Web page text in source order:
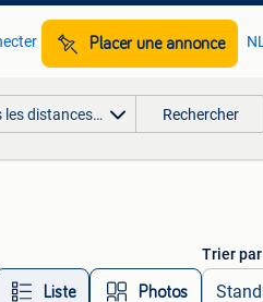
Placer une annonce NL
les distances… Rechercher
Liste Photos
Trier par